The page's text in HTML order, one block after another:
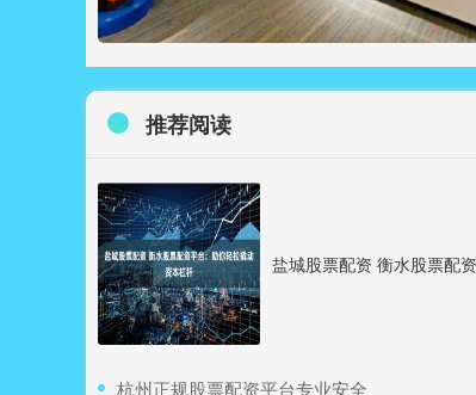
推荐阅读
​杭州正规股票配资平台专业安全